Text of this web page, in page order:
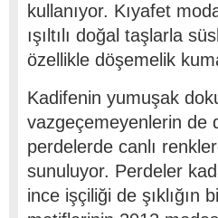
kullanıyor. Kıyafet
ışıltılı doğal taşlarla
özellikle döşemelik
Kadifenin yumuşak
vazgeçemeyenlerin de
perdelerde canlı
sunuluyor. Perdeler
ince işçiliği de şıklığın